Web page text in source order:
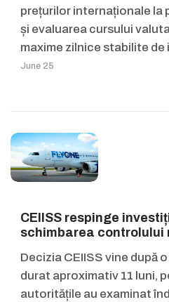
prețurilor internaționale la
și evaluarea cursului
maxime zilnice stabilite
June 25
CEIISS respinge
schimbarea controlului
Decizia CEIISS vine după
durat aproximativ 11 luni,
autoritățile au examinat